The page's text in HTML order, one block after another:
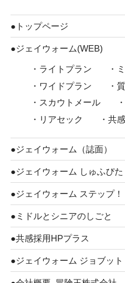
●トップページ
●ジェイウォーム(WEB)
・ライトプラン
・
・ワイドプラン
・
・スカウトメール
・リアセック
・共
●ジェイウォーム（誌面）
●ジェイウォーム しゅふぴた
●ジェイウォーム ステップ！
●ミドルとシニアのしごと
●共感採用HPプラス
●ジェイウォーム ジョブット